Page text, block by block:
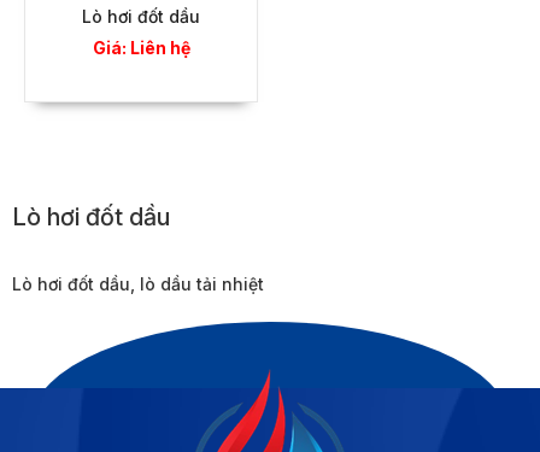
Lò hơi đốt dầu
Giá: Liên hệ
Lò hơi đốt dầu
Lò hơi đốt dầu, lò dầu tải nhiệt